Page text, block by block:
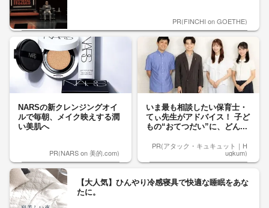
PR(FINCHI on GOETHE)
NARSの新クレンジングオイ
ルで毎朝、メイク映えする潤
い美肌へ
PR(NARS on 美的.com)
いま最も相談したい保育士・
てぃ先生がアドバイス！ 子ど
もの“おてつだい”に、どん...
PR(アタック・キュキュット｜H
ugkum)
【大人気】ひんやり冷感寝具で快適な睡眠をあな
たに。